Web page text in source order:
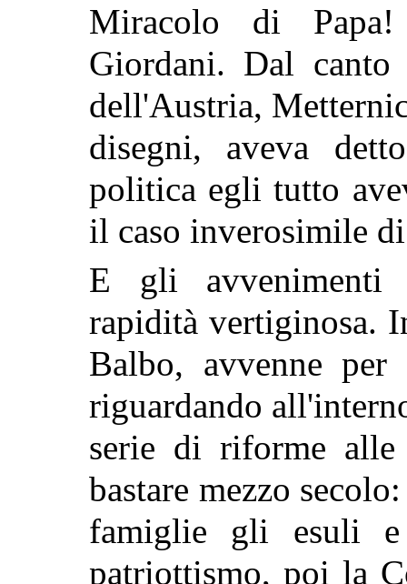
Miracolo di Papa!
Giordani. Dal
dell'Austria,
disegni, aveva
politica egli tutto
il caso inverosimile
E gli avvenimenti
rapidità vertiginosa.
Balbo, avvenne
riguardando
serie di riforme alle
bastare mezzo
famiglie gli esuli
patriottismo, poi la